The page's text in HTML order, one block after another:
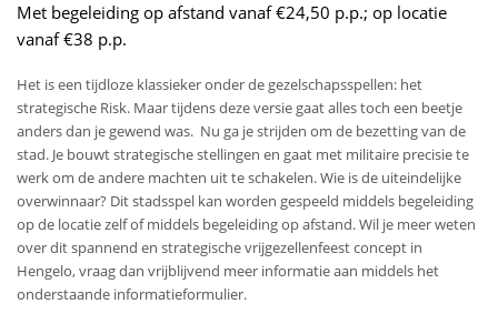
Met begeleiding op afstand vanaf €24,50 p.p.; op locatie
vanaf €38 p.p.
Het is een tijdloze klassieker onder de gezelschapsspellen: het
strategische Risk. Maar tijdens deze versie gaat alles toch een beetje
anders dan je gewend was. Nu ga je strijden om de bezetting van de
stad. Je bouwt strategische stellingen en gaat met militaire precisie te
werk om de andere machten uit te schakelen. Wie is de uiteindelijke
overwinnaar? Dit stadsspel kan worden gespeeld middels begeleiding
op de locatie zelf of middels begeleiding op afstand.Wil je meer weten
over dit spannend en strategische vrijgezellenfeest concept in
Hengelo, vraag dan vrijblijvend meer informatie aan middels het
onderstaande informatieformulier.